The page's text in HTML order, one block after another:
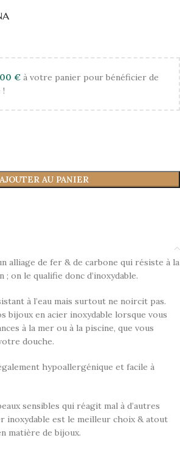
€ à votre panier pour bénéficier de
!
AJOUTER AU PANIER
alliage de fer & de carbone qui résiste à la
on le qualifie donc d’inoxydable.
à l’eau mais surtout ne noircit pas.
bijoux en acier inoxydable lorsque vous
à la mer ou à la piscine, que vous
douche.
hypoallergénique et facile à
sensibles qui réagit mal à d’autres
inoxydable est le meilleur choix & atout
matière de bijoux.